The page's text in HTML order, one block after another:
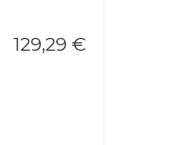
129,29 €